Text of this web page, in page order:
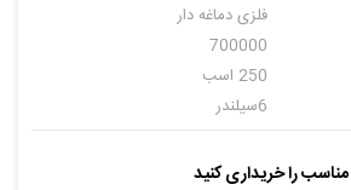
فلزی دماغه دار
700000
250 اسب
6سیلندر
را خریداری کنید